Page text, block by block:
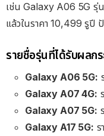
เช่น Galaxy A06 5G รุ่
แล้วในราคา 10,499 รูปี
รายชื่อรุ่นที่ได้รับผลก
Galaxy A06 5G:
Galaxy A07 4G:
Galaxy A07 5G:
Galaxy A17 5G: ร